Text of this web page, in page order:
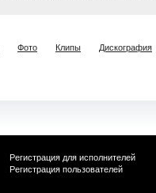
Фото Клипы Дискография
Регистрация для исполнителей
Регистрация пользователей